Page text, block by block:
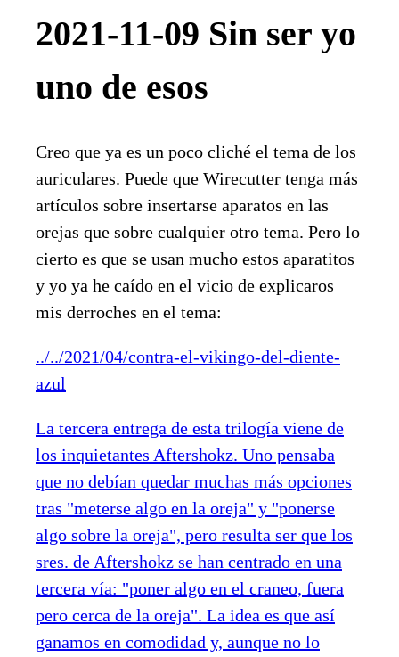
2021-11-09 Sin ser yo
uno de esos
Creo que ya es un poco cliché el tema de los
auriculares. Puede que Wirecutter tenga más
artículos sobre insertarse aparatos en las
orejas que sobre cualquier otro tema. Pero lo
cierto es que se usan mucho estos aparatitos
y yo ya he caído en el vicio de explicaros
mis derroches en el tema:
../../2021/04/contra-el-vikingo-del-diente-
azul
La tercera entrega de esta trilogía viene de
los inquietantes Aftershokz. Uno pensaba
que no debían quedar muchas más opciones
tras "meterse algo en la oreja" y "ponerse
algo sobre la oreja", pero resulta ser que los
sres. de Aftershokz se han centrado en una
tercera vía: "poner algo en el craneo, fuera
pero cerca de la oreja". La idea es que así
ganamos en comodidad y, aunque no lo